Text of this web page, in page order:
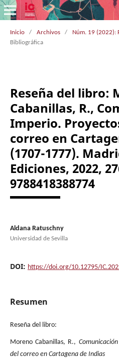
Inicio / Archivos / Núm. 19 (2022):
Bibliográfica
Reseña del libro:
Cabanillas, R.,
Imperio.
correo en
(1707-1777).
Ediciones, 2022,
9788418388774
Aldana Ratuschny
Universidad de Sevilla
DOI: https://doi.org/10.12795/
Resumen
Reseña del libro:
Moreno Cabanillas, R.,
del correo en Cartagena de Indias